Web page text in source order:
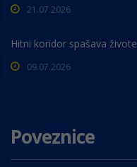
21.07.2026
Hitni koridor spašava živote
09.07.2026
Poveznice